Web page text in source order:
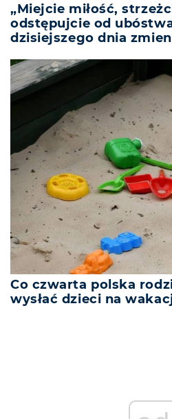
„Miejcie miłość,
odstępujcie od
dzisiejszego dnia
Co czwarta polska
wysłać dzieci na